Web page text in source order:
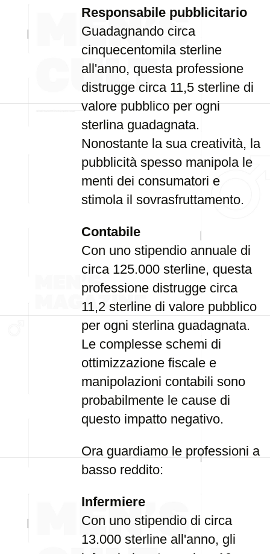
Responsabile pubblicitario
Guadagnando circa
cinquecentomila sterline
all'anno, questa professione
distrugge circa 11,5 sterline di
valore pubblico per ogni
sterlina guadagnata.
Nonostante la sua creatività, la
pubblicità spesso manipola le
menti dei consumatori e
stimola il sovrasfruttamento.
Contabile
Con uno stipendio annuale di
circa 125.000 sterline, questa
professione distrugge circa
11,2 sterline di valore pubblico
per ogni sterlina guadagnata.
Le complesse schemi di
ottimizzazione fiscale e
manipolazioni contabili sono
probabilmente le cause di
questo impatto negativo.
Ora guardiamo le professioni a
basso reddito:
Infermiere
Con uno stipendio di circa
13.000 sterline all'anno, gli